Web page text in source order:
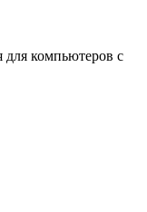
для компьютеров с